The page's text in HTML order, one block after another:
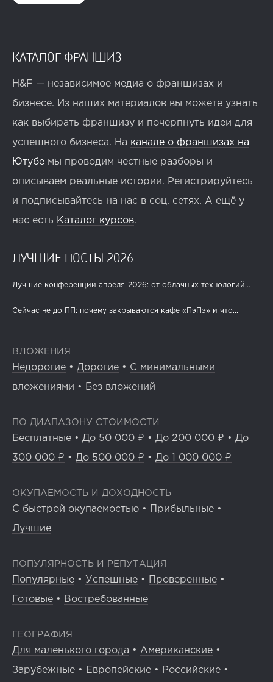
КАТАЛОГ ФРАНШИЗ
H&F — независимое медиа о франшизах и
бизнесе. Из наших материалов вы можете узнать
как выбирать франшизу и почерпнуть идеи для
успешного бизнеса. На канале о франшизах на
Ютубе мы проводим честные разборы и
описываем реальные истории. Регистрируйтесь
и подписывайтесь на нас в соц. сетях. А ещё у
нас есть Каталог курсов.
ЛУЧШИЕ ПОСТЫ 2026
Лучшие конференции апреля-2026: от облачных технологий...
Сейчас не до ПП: почему закрываются кафе «ПэПэ» и что...
ВЛОЖЕНИЯ
Недорогие • Дорогие • С минимальными
вложениями • Без вложений
ПО ДИАПАЗОНУ СТОИМОСТИ
Бесплатные • До 50 000 ₽ • До 200 000 ₽ • До
300 000 ₽ • До 500 000 ₽ • До 1 000 000 ₽
ОКУПАЕМОСТЬ И ДОХОДНОСТЬ
С быстрой окупаемостью • Прибыльные •
Лучшие
ПОПУЛЯРНОСТЬ И РЕПУТАЦИЯ
Популярные • Успешные • Проверенные •
Готовые • Востребованные
ГЕОГРАФИЯ
Для маленького города • Американские •
Зарубежные • Европейские • Российские •